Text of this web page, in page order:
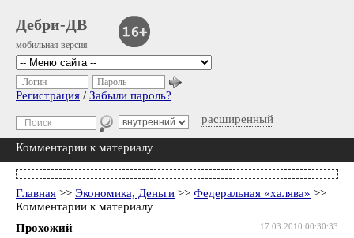
Дебри-ДВ
мобильная версия
расширенный
Логин Пароль
Регистрация / Забыли пароль?
Комментарии к материалу
Главная >> Экономика, Деньги >> Федеральная «халява» >>
Комментарии к материалу
17.03.2010 00:30:33
Прохожий